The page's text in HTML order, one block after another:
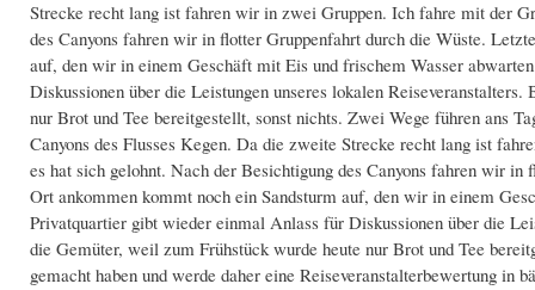
Strecke recht lang ist fahren wir in zwei Gruppen. Ich fahre mit der
des Canyons fahren wir in flotter Gruppenfahrt durch die Wüste.
auf, den wir in einem Geschäft mit Eis und frischem Wasser
Diskussionen über die Leistungen unseres lokalen
nur Brot und Tee bereitgestellt, sonst nichts. Zwei Wege führen ans
Canyons des Flusses Kegen. Da die zweite Strecke recht lang ist
es hat sich gelohnt. Nach der Besichtigung des Canyons fahren wir
Ort ankommen kommt noch ein Sandsturm auf, den wir in einem
Privatquartier gibt wieder einmal Anlass für Diskussionen über die
die Gemüter, weil zum Frühstück wurde heute nur Brot und Tee
gemacht haben und werde daher eine Reiseveranstalterbewertung in